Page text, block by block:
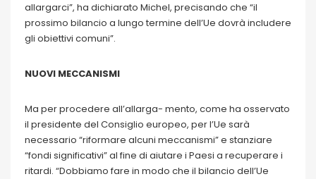
allargarci”, ha dichiarato Michel, precisando che “il
prossimo bilancio a lungo termine dell’Ue dovrà includere
gli obiettivi comuni”.
NUOVI MECCANISMI
Ma per procedere all’allarga- mento, come ha osservato
il presidente del Consiglio europeo, per l’Ue sarà
necessario “riformare alcuni meccanismi” e stanziare
“fondi significativi” al fine di aiutare i Paesi a recuperare i
ritardi. “Dobbiamo fare in modo che il bilancio dell’Ue